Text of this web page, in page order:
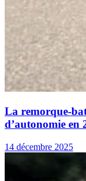
La remorque-
d’autonomie en
14 décembre 2025